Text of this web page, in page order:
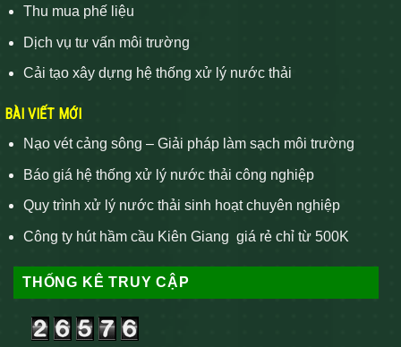
Thu mua phế liệu
Dịch vụ tư vấn môi trường
Cải tạo xây dựng hệ thống xử lý nước thải
BÀI VIẾT MỚI
Nạo vét cảng sông – Giải pháp làm sạch môi trường
Báo giá hệ thống xử lý nước thải công nghiệp
Quy trình xử lý nước thải sinh hoạt chuyên nghiệp
Công ty hút hầm cầu Kiên Giang giá rẻ chỉ từ 500K
THỐNG KÊ TRUY CẬP